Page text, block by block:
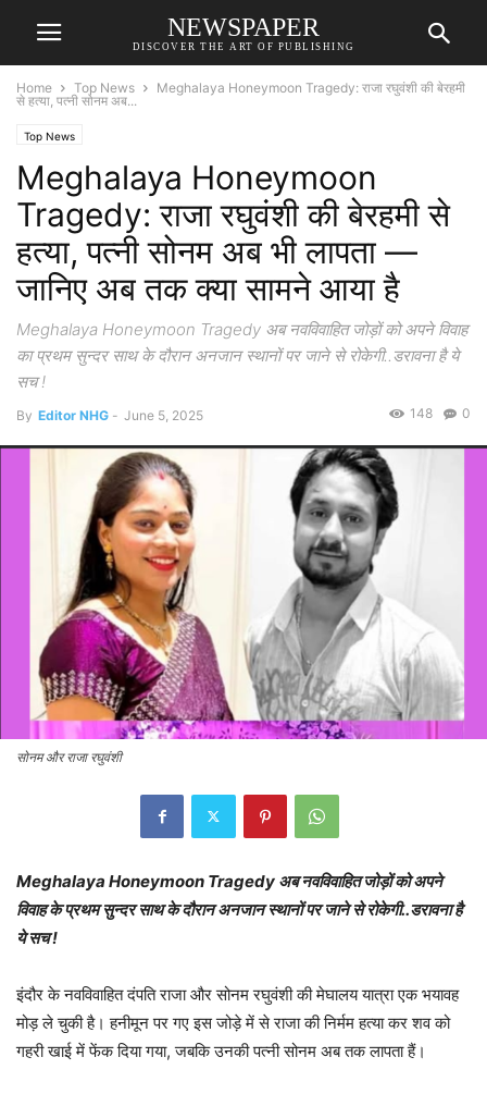
NEWSPAPER
DISCOVER THE ART OF PUBLISHING
Home Top News
Meghalaya Honeymoon Tragedy: राजा रघुवंशी की बेरहमी
से हत्या, पत्नी सोनम अब...
Top News
Meghalaya Honeymoon
Tragedy: राजा रघुवंशी की बेरहमी से
हत्या, पत्नी सोनम अब भी लापता —
जानिए अब तक क्या सामने आया है
Meghalaya Honeymoon Tragedy अब नवविवाहित जोड़ों को अपने विवाह
का प्रथम सुन्दर साथ के दौरान अनजान स्थानों पर जाने से रोकेगी..डरावना है ये
सच !
By Editor NHG - June 5, 2025 0
148
सोनम और राजा रघुवंशी
Meghalaya Honeymoon Tragedy अब नवविवाहित जोड़ों को अपने
विवाह के प्रथम सुन्दर साथ के दौरान अनजान स्थानों पर जाने से रोकेगी..डरावना है
ये सच !
इंदौर के नवविवाहित दंपति राजा और सोनम रघुवंशी की मेघालय यात्रा एक भयावह
मोड़ ले चुकी है। हनीमून पर गए इस जोड़े में से राजा की निर्मम हत्या कर शव को
गहरी खाई में फेंक दिया गया, जबकि उनकी पत्नी सोनम अब तक लापता हैं।